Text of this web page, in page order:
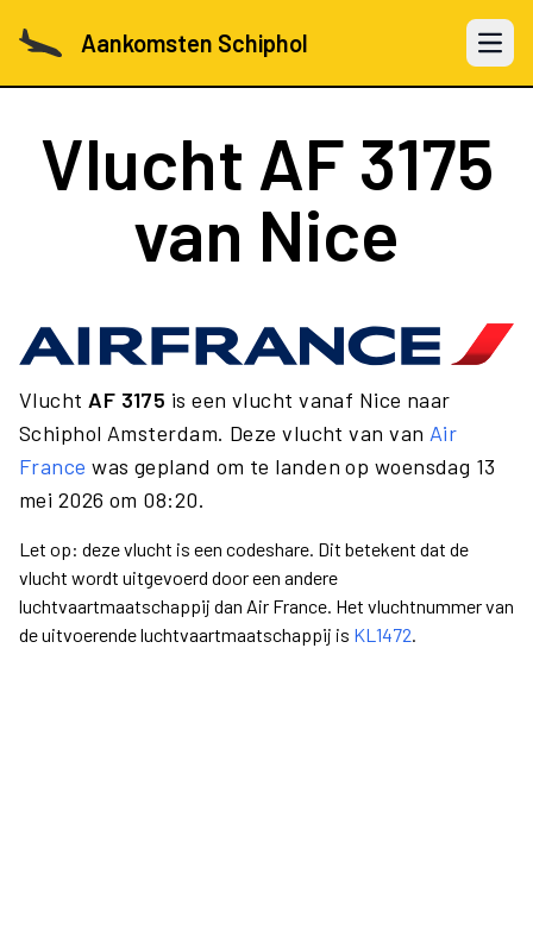
Aankomsten Schiphol Open
Vlucht AF 3175
van Nice
Vlucht AF 3175 is een vlucht vanaf Nice naar
Schiphol Amsterdam. Deze vlucht van van Air
France was gepland om te landen op woensdag 13
mei 2026 om 08:20.
Let op: deze vlucht is een codeshare. Dit betekent dat de
vlucht wordt uitgevoerd door een andere
luchtvaartmaatschappij dan Air France. Het vluchtnummer van
de uitvoerende luchtvaartmaatschappij is KL1472.